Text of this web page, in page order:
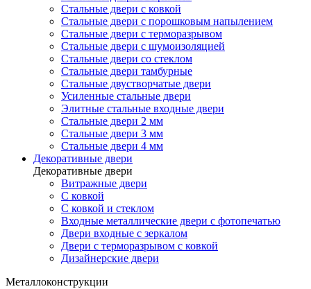
Стальные двери с ковкой
Стальные двери с порошковым напылением
Стальные двери с терморазрывом
Стальные двери с шумоизоляцией
Стальные двери со стеклом
Стальные двери тамбурные
Стальные двустворчатые двери
Усиленные стальные двери
Элитные стальные входные двери
Стальные двери 2 мм
Стальные двери 3 мм
Стальные двери 4 мм
Декоративные двери
Декоративные двери
Витражные двери
С ковкой
С ковкой и стеклом
Входные металлические двери с фотопечатью
Двери входные с зеркалом
Двери с терморазрывом с ковкой
Дизайнерские двери
Металлоконструкции